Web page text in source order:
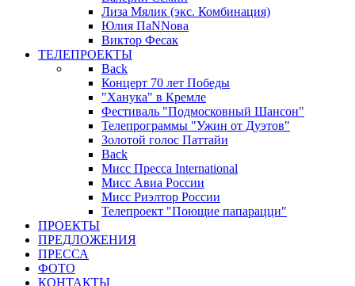
Лиза Мялик (экс. Комбинация)
Юлия ПаNNова
Виктор Фесак
ТЕЛЕПРОЕКТЫ
Back
Концерт 70 лет Победы
"Ханука" в Кремле
Фестиваль "Подмосковный Шансон"
Телепрограммы "Ужин от Дуэтов"
Золотой голос Паттайи
Back
Мисс Пресса International
Мисс Авиа России
Мисс Риэлтор России
Телепроект "Поющие папарацци"
ПРОЕКТЫ
ПРЕДЛОЖЕНИЯ
ПРЕССА
ФОТО
КОНТАКТЫ